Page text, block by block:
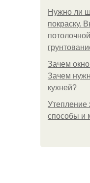
Нужно ли
покраску.
Зачем
Зачем
кухней?
Утепление
способы и